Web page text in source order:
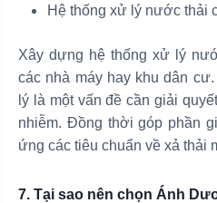
Hệ thống xử lý nước thải
Xây dựng hệ thống xử lý
các nhà máy hay khu dân
lý là một vấn đề cần giải
nhiễm. Đồng thời góp phần
ứng các tiêu chuẩn về xả thải
7. Tại sao nên chọn Ánh